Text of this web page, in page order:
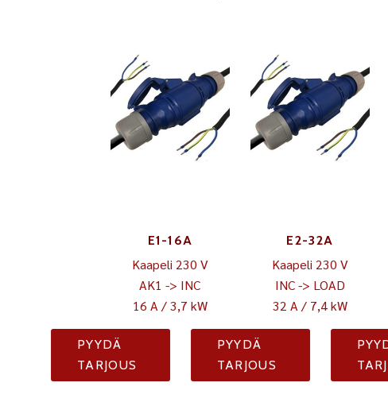
E1-16A
Kaapeli 230 V
AK1 -> INC
16 A / 3,7 kW
PYYDÄ
TARJOUS
E2-32A
Kaapeli 230 V
INC -> LOAD
32 A / 7,4 kW
PYYDÄ
TARJOUS